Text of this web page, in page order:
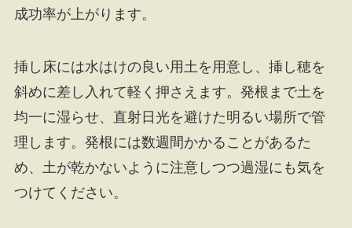
成功率が上がります。
挿し床には水はけの良い用土を用意し、挿し穂を
斜めに差し入れて軽く押さえます。発根まで土を
均一に湿らせ、直射日光を避けた明るい場所で管
理します。発根には数週間かかることがあるた
め、土が乾かないように注意しつつ過湿にも気を
つけてください。